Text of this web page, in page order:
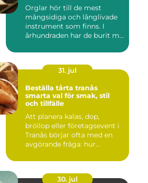
Orglar hör till de mest
mångsidiga och långlivade
instrument som finns. I
århundraden har de burit m...
31. jul
Beställa tårta tranås
smarta val för smak, stil
och tillfälle
Att planera kalas, dop,
bröllop eller företagsevent i
Tranås börjar ofta med en
avgörande fråga: hur...
30. jul